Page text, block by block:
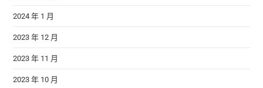
2024 年 1 月
2023 年 12 月
2023 年 11 月
2023 年 10 月